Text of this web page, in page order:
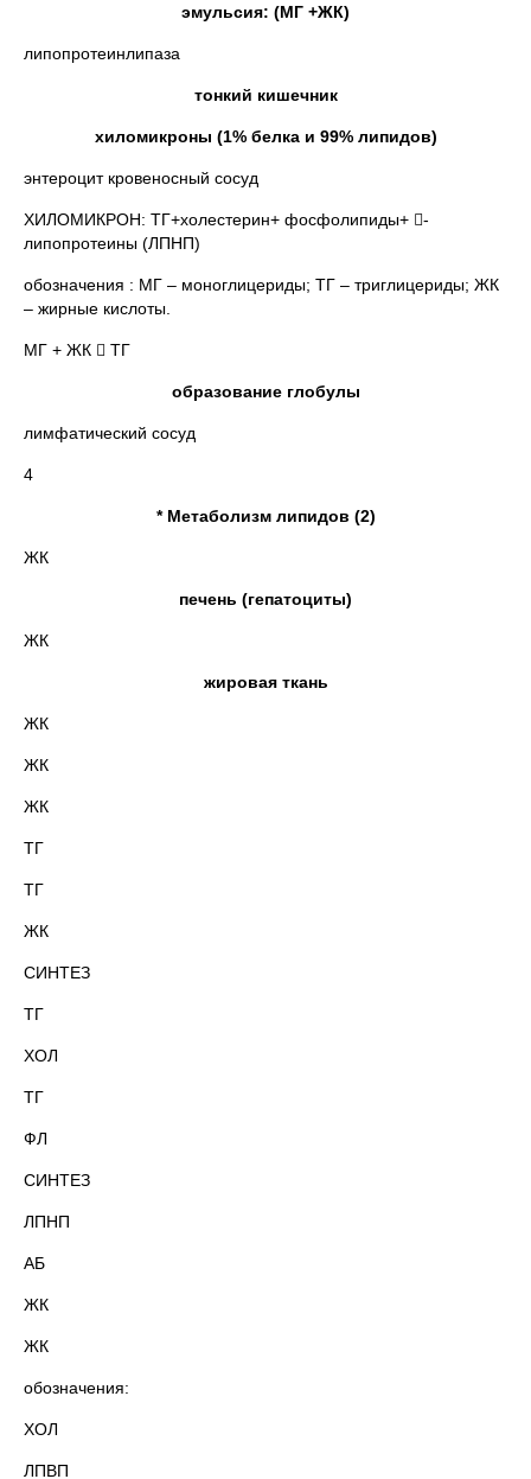
эмульсия: (МГ +ЖК)
липопротеинлипаза
тонкий кишечник
хиломикроны (1% белка и 99% липидов)
энтероцит кровеносный сосуд
ХИЛОМИКРОН: ТГ+холестерин+ фосфолипиды+ -
липопротеины (ЛПНП)
обозначения : МГ – моноглицериды; ТГ – триглицериды; ЖК
– жирные кислоты.
МГ + ЖК  ТГ
образование глобулы
лимфатический сосуд
4
* Метаболизм липидов (2)
ЖК
печень (гепатоциты)
ЖК
жировая ткань
ЖК
ЖК
ЖК
ТГ
ТГ
ЖК
СИНТЕЗ
ТГ
ХОЛ
ТГ
ФЛ
СИНТЕЗ
ЛПНП
АБ
ЖК
ЖК
обозначения:
ХОЛ
ЛПВП